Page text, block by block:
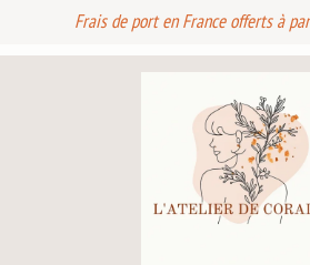
Frais de port en France offerts à